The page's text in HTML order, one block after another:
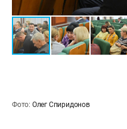
Фото: Олег Спиридонов